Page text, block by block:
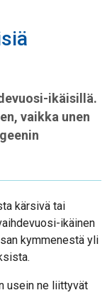
ikäisillä.
vaikka unen
kärsivä tai
ikäinen
kymmenestä yli
usein ne liittyvät